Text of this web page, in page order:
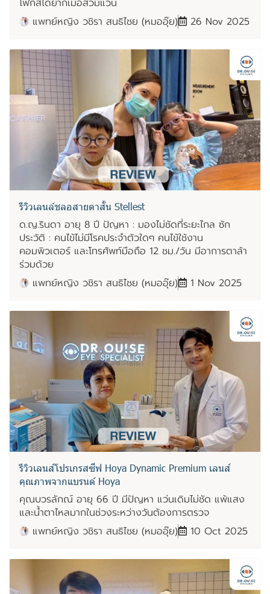
โฟกัสได้ยากเมื่อสวมแว่น
แพทย์หญิง วชิรา สนธิไชย (หมออุ๊ย)
26 Nov 2025
รีวิวเลนล์ชลอสายตาสั้น Stellest
ด.ญ.รินดา อายุ 8 ปี ปัญหา : มองไม่ชัดที่ระยะไกล ซัก
ประวัติ : คนไข้ไม่มีโรคประจำตัวใดๆ คนไข้ใช้งาน
คอมพิวเตอร์ และโทรศัพท์มือถือ 12 ชม./วัน มีอาการตาล้า
ร่วมด้วย
แพทย์หญิง วชิรา สนธิไชย (หมออุ๊ย)
1 Nov 2025
รีวิวเลนส์โปรเกรสซีฟ Hoya Dynamic Premium เลนส์
คุณภาพจากแบรนด์ Hoya
คุณบวรลักณ์ อายุ 66 ปี มีปัญหา แว่นเดิมไม่ชัด แพ้แสง
และน้ำตาไหลมากในช่วงระหว่างวันต้องการตรวจ
แพทย์หญิง วชิรา สนธิไชย (หมออุ๊ย)
10 Oct 2025